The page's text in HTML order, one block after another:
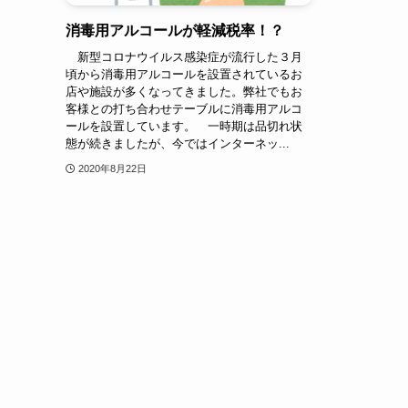
消毒用アルコールが軽減税率！？
新型コロナウイルス感染症が流行した３月
頃から消毒用アルコールを設置されているお
店や施設が多くなってきました。弊社でもお
客様との打ち合わせテーブルに消毒用アルコ
ールを設置しています。 一時期は品切れ状
態が続きましたが、今ではインターネッ...
2020年8月22日